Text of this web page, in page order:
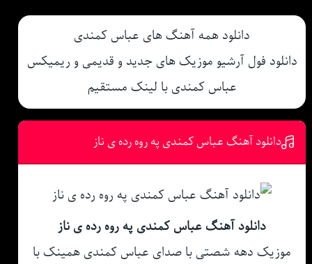
دانلود همه آهنگ های عباس کمندی
دانلود فول آرشیو موزیک های جدید و قدیمی و ریمیکس
عباس کمندی با لینک مستقیم
دانلود آهنگ عباس کمندی په روه رده ی ناز
دانلود آهنگ عباس کمندی په روه رده ی ناز
موزیک دهه شصتی با صدای عباس کمندی همینک با